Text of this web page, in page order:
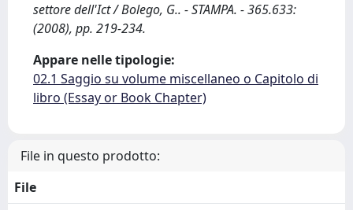
settore dell'Ict / Bolego, G.. - STAMPA. - 365.633:
(2008), pp. 219-234.
Appare nelle tipologie:
02.1 Saggio su volume miscellaneo o Capitolo di
libro (Essay or Book Chapter)
File in questo prodotto:
File